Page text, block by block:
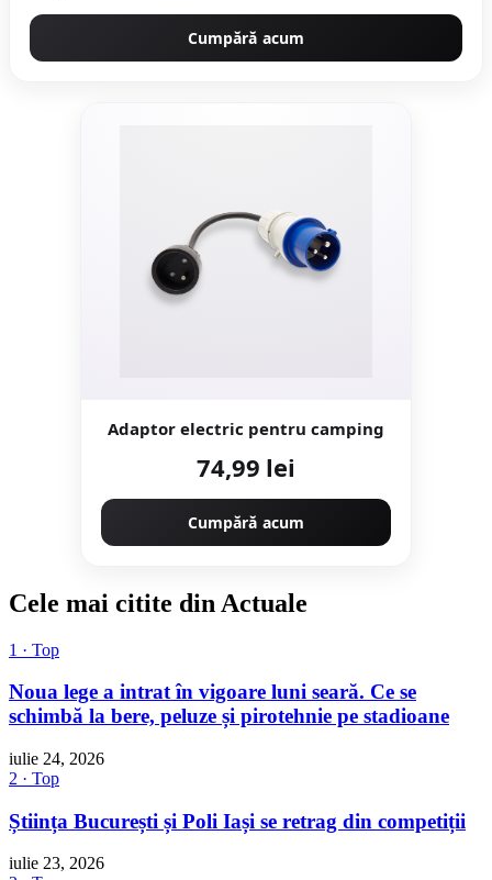
Cumpără acum
Adaptor electric pentru camping
74,99 lei
Cumpără acum
Cele mai citite din Actuale
1 · Top
Noua lege a intrat în vigoare luni seară. Ce se
schimbă la bere, peluze și pirotehnie pe stadioane
iulie 24, 2026
2 · Top
Știința București și Poli Iași se retrag din competiții
iulie 23, 2026